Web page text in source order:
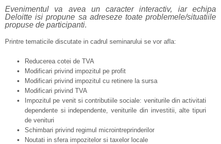
Evenimentul va avea un caracter interactiv, iar echipa
Deloitte isi propune sa adreseze toate problemele/situatiile
propuse de participanti.
Printre tematicile discutate in cadrul seminarului se vor afla:
Reducerea cotei de TVA
Modificari privind impozitul pe profit
Modificari privind impozitul cu retinere la sursa
Modificari privind TVA
Impozitul pe venit si contributiile sociale: veniturile din activitati
dependente si independente, veniturile din investitii, alte tipuri
de venituri
Schimbari privind regimul microintreprinderilor
Noutati in sfera impozitelor si taxelor locale